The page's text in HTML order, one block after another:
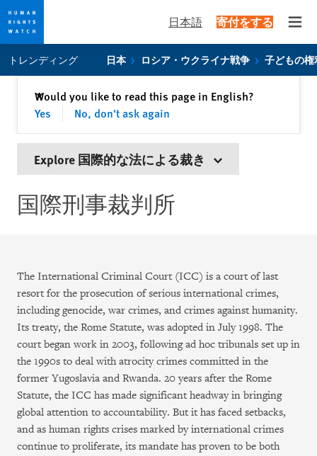
privacy
content
日本語 寄付をする
トレンディング 日本 ロシア・ウクライナ戦争 子どもの権
Would you like to read this page in English?
Yes
No, don't ask again
✕閉じる
Explore 国際的な法による裁き
国際刑事裁判所
The International Criminal Court (ICC) is a court of last
resort for the prosecution of serious international crimes,
including genocide, war crimes, and crimes against humanity.
Its treaty, the Rome Statute, was adopted in July 1998. The
court began work in 2003, following ad hoc tribunals set up in
the 1990s to deal with atrocity crimes committed in the
former Yugoslavia and Rwanda. 20 years after the Rome
Statute, the ICC has made significant headway in bringing
global attention to accountability. But it has faced setbacks,
and as human rights crises marked by international crimes
continue to proliferate, its mandate has proven to be both